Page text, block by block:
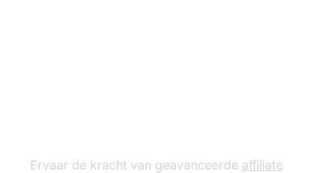
Ervaar de kracht van geavanceerde affiliate